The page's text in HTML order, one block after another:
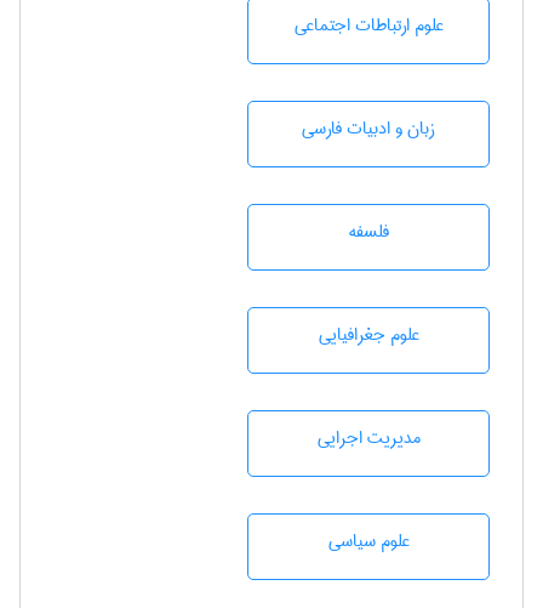
علوم ارتباطات اجتماعی
زبان و ادبيات فارسی
فلسفه
علوم جغرافيايی
مديريت اجرايی
علوم سياسی